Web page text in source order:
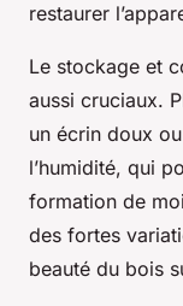
restaurer
Le stockage et
aussi cruciaux.
un écrin doux
l’humidité, qui
formation de
des fortes
beauté du bois